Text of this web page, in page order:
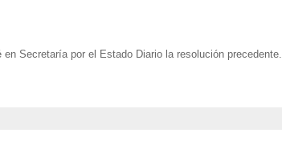
Secretaría por el Estado Diario la resolución precedente.